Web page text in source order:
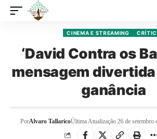
CINEMA E STREAMING
‘David Contra os
mensagem
ganância
PorAlvaro TallaricoÚltima Atualização 26 de setembro